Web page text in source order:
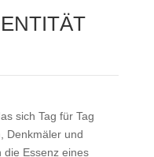
sich Tag für Tag
Denkmäler und
die Essenz eines